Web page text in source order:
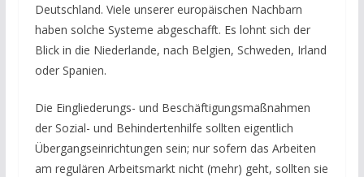
Deutschland. Viele unserer europäischen Nachbarn
haben solche Systeme abgeschafft. Es lohnt sich der
Blick in die Niederlande, nach Belgien, Schweden, Irland
oder Spanien.
Die Eingliederungs- und Beschäftigungsmaßnahmen
der Sozial- und Behindertenhilfe sollten eigentlich
Übergangseinrichtungen sein; nur sofern das Arbeiten
am regulären Arbeitsmarkt nicht (mehr) geht, sollten sie